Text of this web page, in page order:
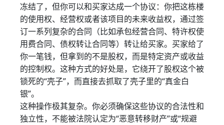
冻结了，但你可以和买家达成一个协议：你把这栋楼
的使用权、经营权或者该项目的未来收益权，通过签
订一系列复杂的合同（比如承包经营合同、特许权使
用费合同、债权转让合同等）转让给买家。买家给了
你一笔钱，但拿到的不是股权，而是特定资产或收益
的控制权。这种方式的好处是，它绕开了股权这个被
锁死的“壳子”，而直接去抓取了壳子里的“真金白
银”。
这种操作极其复杂。你必须确保这些协议的合法性和
独立性，不能被法院认定为“恶意转移财产”或“规避